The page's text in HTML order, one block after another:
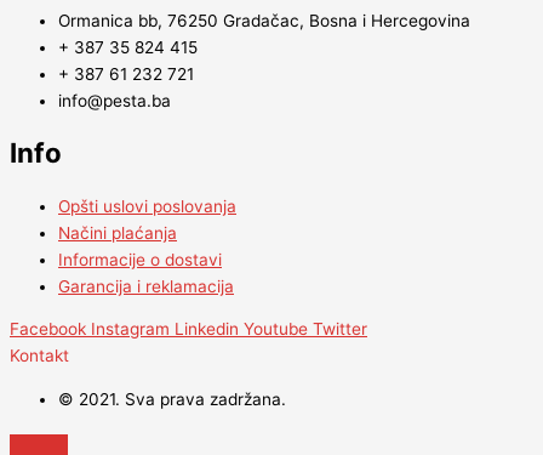
Ormanica bb, 76250 Gradačac, Bosna i Hercegovina
+ 387 35 824 415
+ 387 61 232 721
info@pesta.ba
Info
Opšti uslovi poslovanja
Načini plaćanja
Informacije o dostavi
Garancija i reklamacija
Facebook Instagram Linkedin Youtube Twitter
Kontakt
© 2021. Sva prava zadržana.